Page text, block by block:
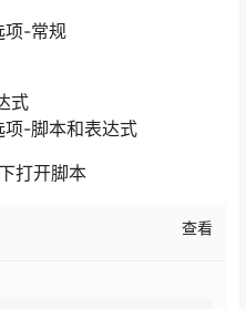
-常规
式
-脚本和表达式
打开脚本
查看